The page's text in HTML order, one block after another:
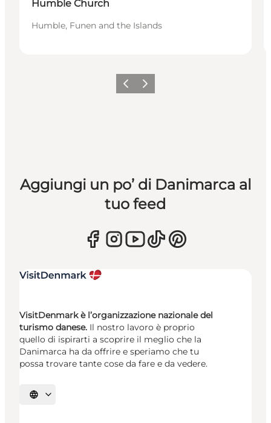
Humble Church
Humble, Funen and the Islands
Precedente
Avanti
Aggiungi un po’ di Danimarca al
tuo feed
VisitDenmark è l’organizzazione nazionale del
turismo danese. Il nostro lavoro è proprio
quello di ispirarti a scoprire il meglio che la
Danimarca ha da offrire e speriamo che tu
possa trovare tante cose da fare e da vedere.
Seleziona la lingua